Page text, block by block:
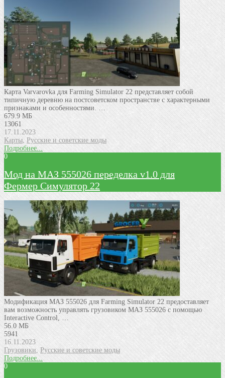
Карта Varvarovka для Farming Simulator 22 представляет собой
типичную деревню на постсоветском пространстве с характерными
признаками и особенностями. …
679.9 МБ
13061
17.11.2023
Карты Русские и советские моды
Подробнее...
0
Мод на МАЗ 555026 пeрeдeлка v1.0 для
Фермер Симулятор 22
Модификация МАЗ 555026 для Farming Simulator 22 предоставляет
вам возможность управлять грузовиком МАЗ 555026 с помощью
Interactive Control, …
56.0 МБ
5941
16.11.2023
Грузовики, Русские и советские моды
Подробнее...
0